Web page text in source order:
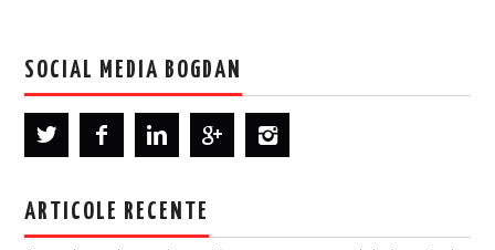
SOCIAL MEDIA BOGDAN
ARTICOLE RECENTE